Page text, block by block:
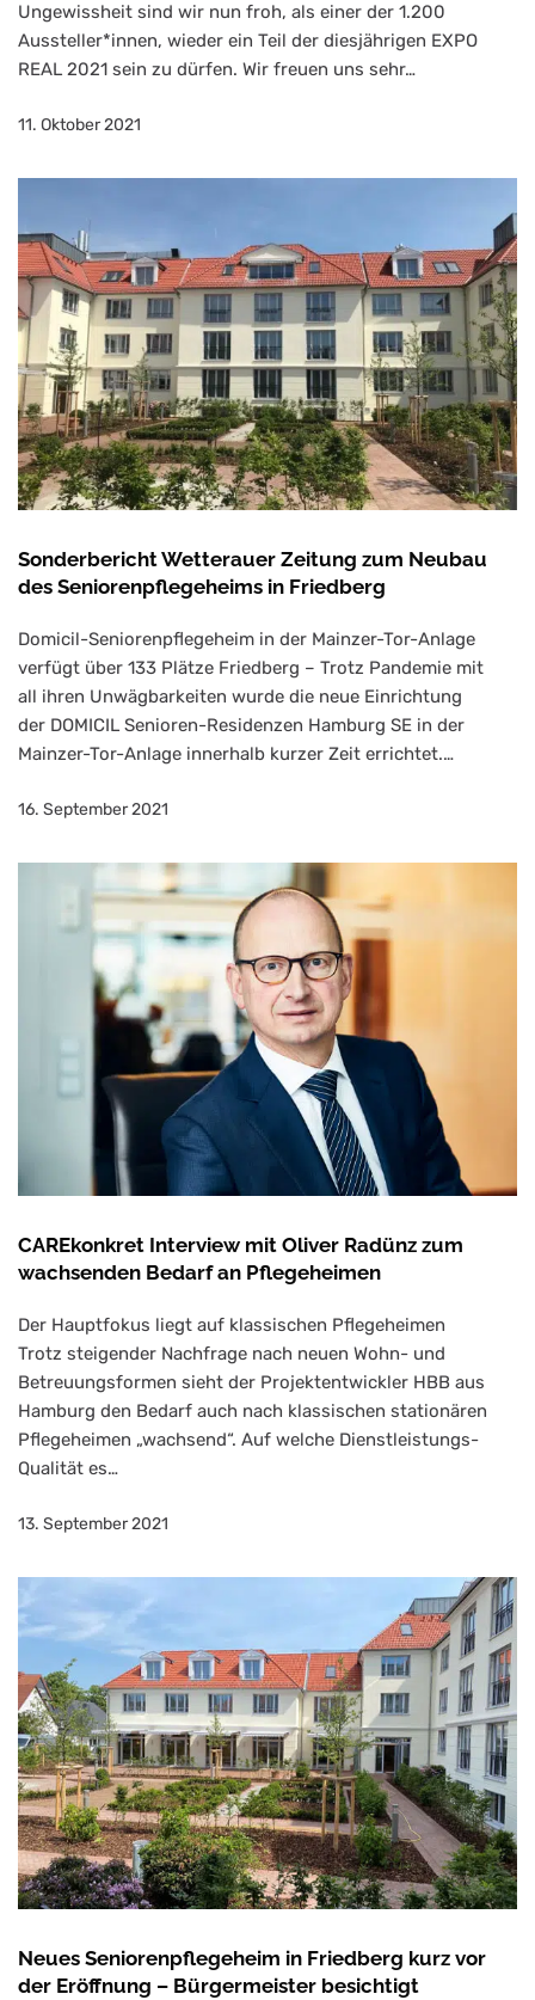
Ungewissheit sind wir nun froh, als einer der 1.200
Aussteller*innen, wieder ein Teil der diesjährigen EXPO
REAL 2021 sein zu dürfen. Wir freuen uns sehr…
11. Oktober 2021
Sonderbericht Wetterauer Zeitung zum Neubau
des Seniorenpflegeheims in Friedberg
Domicil-Seniorenpflegeheim in der Mainzer-Tor-Anlage
verfügt über 133 Plätze Friedberg – Trotz Pandemie mit
all ihren Unwägbarkeiten wurde die neue Einrichtung
der DOMICIL Senioren-Residenzen Hamburg SE in der
Mainzer-Tor-Anlage innerhalb kurzer Zeit errichtet.…
16. September 2021
CAREkonkret Interview mit Oliver Radünz zum
wachsenden Bedarf an Pflegeheimen
Der Hauptfokus liegt auf klassischen Pflegeheimen
Trotz steigender Nachfrage nach neuen Wohn- und
Betreuungsformen sieht der Projektentwickler HBB aus
Hamburg den Bedarf auch nach klassischen stationären
Pflegeheimen „wachsend“. Auf welche Dienstleistungs-
Qualität es…
13. September 2021
Neues Seniorenpflegeheim in Friedberg kurz vor
der Eröffnung – Bürgermeister besichtigt